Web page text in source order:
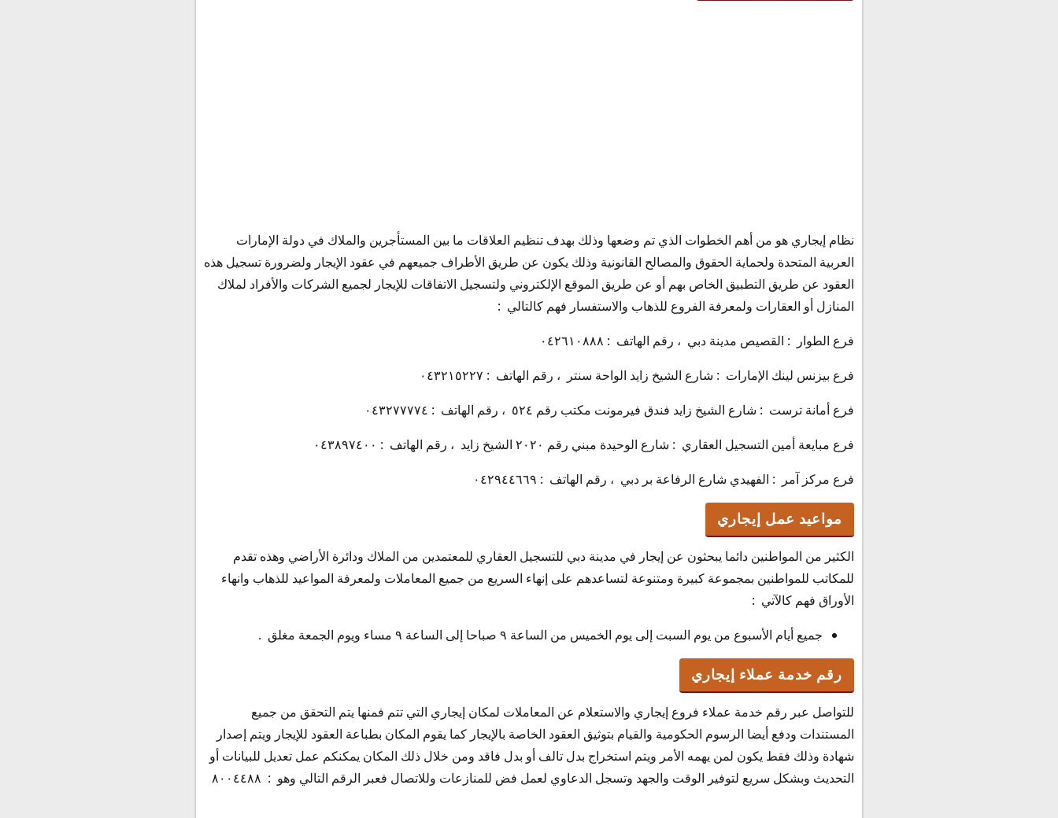
نظام إيجاري هو من أهم الخطوات الذي تم وضعها وذلك بهدف تنظيم العلاقات ما بين المستأجرين والملاك في دولة الإمارات
العربية المتحدة ولحماية الحقوق والمصالح القانونية وذلك يكون عن طريق الأطراف جميعهم في عقود الإيجار ولضرورة تسجيل هذه
العقود عن طريق التطبيق الخاص بهم أو عن طريق الموقع الإلكتروني ولتسجيل الاتفاقات للإيجار لجميع الشركات والأفراد لملاك
المنازل أو العقارات ولمعرفة الفروع للذهاب والاستفسار فهم كالتالي :
فرع الطوار : القصيص مدينة دبي ، رقم الهاتف : ٠٤٢٦١٠٨٨٨
فرع بيزنس لينك الإمارات : شارع الشيخ زايد الواحة سنتر ، رقم الهاتف : ٠٤٣٢١٥٢٢٧
فرع أمانة ترست : شارع الشيخ زايد فندق فيرمونت مكتب رقم ٥٢٤ ، رقم الهاتف : ٠٤٣٢٧٧٧٧٤
فرع مبايعة أمين التسجيل العقاري : شارع الوحيدة مبني رقم ٢٠٢٠ الشيخ زايد ، رقم الهاتف : ٠٤٣٨٩٧٤٠٠
فرع مركز آمر : الفهيدي شارع الرفاعة بر دبي ، رقم الهاتف : ٠٤٢٩٤٤٦٦٩
مواعيد عمل إيجاري
الكثير من المواطنين دائما يبحثون عن إيجار في مدينة دبي للتسجيل العقاري للمعتمدين من الملاك ودائرة الأراضي وهذه تقدم
للمكاتب للمواطنين بمجموعة كبيرة ومتنوعة لتساعدهم على إنهاء السريع من جميع المعاملات ولمعرفة المواعيد للذهاب وانهاء
الأوراق فهم كالآتي :
جميع أيام الأسبوع من يوم السبت إلى يوم الخميس من الساعة ٩ صباحا إلى الساعة ٩ مساء ويوم الجمعة مغلق .
رقم خدمة عملاء إيجاري
للتواصل عبر رقم خدمة عملاء فروع إيجاري والاستعلام عن المعاملات لمكان إيجاري التي تتم فمنها يتم التحقق من جميع
المستندات ودفع أيضا الرسوم الحكومية والقيام بتوثيق العقود الخاصة بالإيجار كما يقوم المكان بطباعة العقود للإيجار ويتم إصدار
شهادة وذلك فقط يكون لمن يهمه الأمر ويتم استخراج بدل تالف أو بدل فاقد ومن خلال ذلك المكان يمكنكم عمل تعديل للبيانات أو
التحديث وبشكل سريع لتوفير الوقت والجهد وتسجل الدعاوي لعمل فض للمنازعات وللاتصال فعبر الرقم التالي وهو : ٨٠٠٤٤٨٨